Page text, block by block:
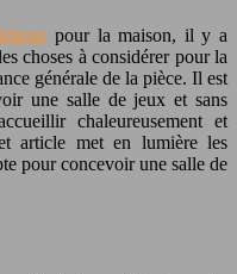
pour la maison, il y a
choses à considérer pour la
générale de la pièce. Il est
une salle de jeux et sans
chaleureusement et
article met en lumière les
pour concevoir une salle de